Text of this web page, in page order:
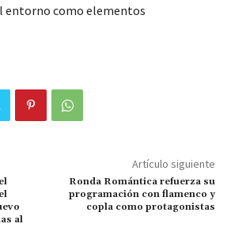
entorno como elementos
al
Artículo siguiente
Ronda Romántica refuerza su
programación con flamenco y
copla como protagonistas